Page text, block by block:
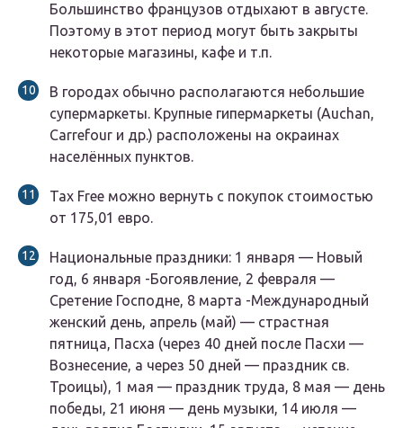
Большинство французов отдыхают в августе.
Поэтому в этот период могут быть закрыты
некоторые магазины, кафе и т.п.
В городах обычно располагаются небольшие
супермаркеты. Крупные гипермаркеты (Auchan,
Carrefour и др.) расположены на окраинах
населённых пунктов.
Tax Free можно вернуть с покупок стоимостью
от 175,01 евро.
Национальные праздники: 1 января — Новый
год, 6 января -Богоявление, 2 февраля —
Сретение Господне, 8 марта -Международный
женский день, апрель (май) — страстная
пятница, Пасха (через 40 дней после Пасхи —
Вознесение, а через 50 дней — праздник св.
Троицы), 1 мая — праздник труда, 8 мая — день
победы, 21 июня — день музыки, 14 июля —